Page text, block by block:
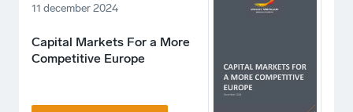
11 december 2024
Capital Markets For a More
Competitive Europe